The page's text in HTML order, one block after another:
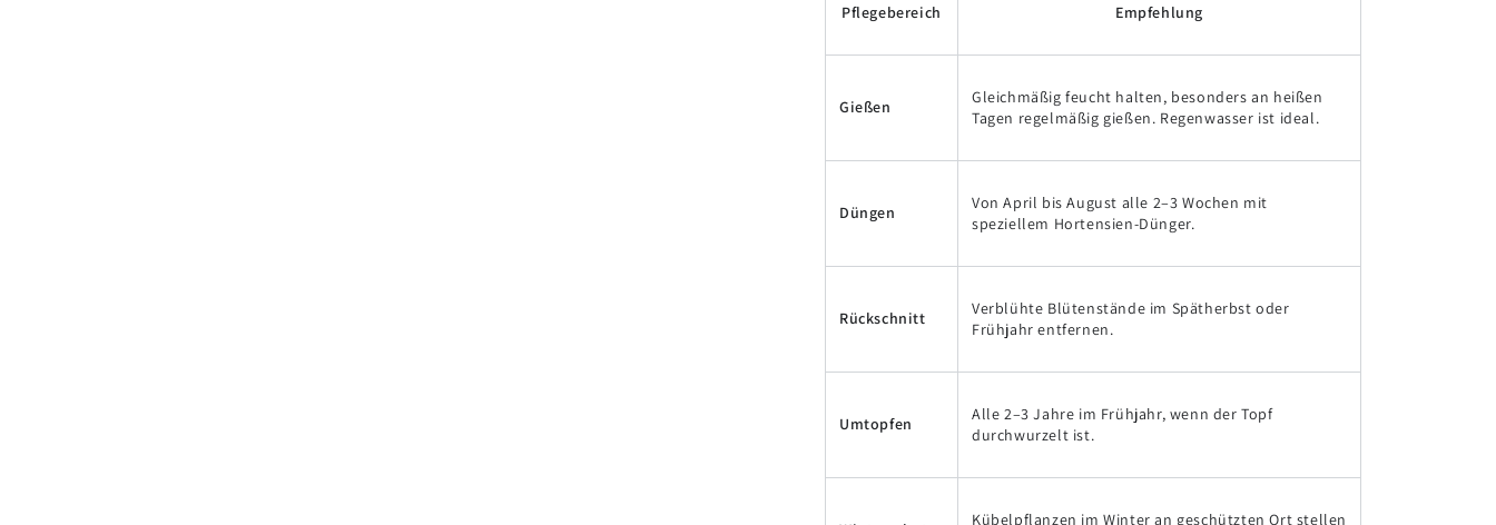
Pflegebereich Empfehlung
Gießen
Gleichmäßig feucht halten, besonders an heißen
Tagen regelmäßig gießen. Regenwasser ist ideal.
Düngen
Von April bis August alle 2–3 Wochen mit
speziellem Hortensien-Dünger.
Rückschnitt
Verblühte Blütenstände im Spätherbst oder
Frühjahr entfernen.
Umtopfen
Alle 2–3 Jahre im Frühjahr, wenn der Topf
durchwurzelt ist.
Kübelpflanzen im Winter an geschützten Ort stellen